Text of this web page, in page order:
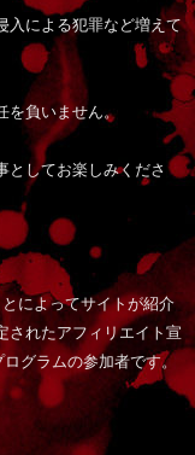
入による犯罪など増えて
を負いません。
としてお楽しみくださ
によってサイトが紹介
されたアフィリエイト宣
グラムの参加者です。